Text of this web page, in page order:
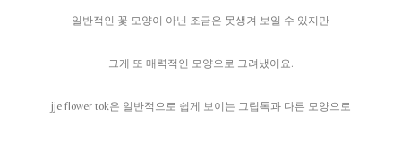
일반적인 꽃 모양이 아닌 조금은 못생겨 보일 수 있지만
그게 또 매력적인 모양으로 그려냈어요.
jje flower tok은 일반적으로 쉽게 보이는 그립톡과 다른 모양으로